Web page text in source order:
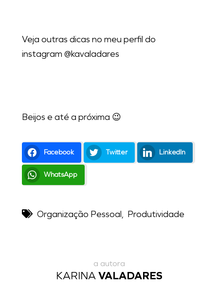
Veja outras dicas no meu perfil do
instagram @kavaladares
Beijos e até a próxima 😉
Facebook Twitter LinkedIn
WhatsApp
Organização Pessoal, Produtividade
a autora
KARINAVALADARES